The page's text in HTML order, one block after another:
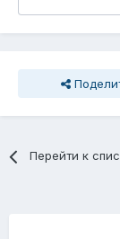
Перейти к